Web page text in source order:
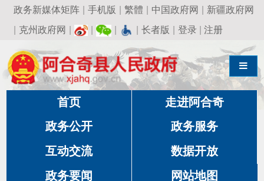
政务新媒体矩阵 | 手机版 繁體 | 中国政府网 | 新疆政府网
克州政府网 | | | 长者版 | 登录|注册
导航切换
首页 走进阿合奇
政务公开 政务服务
互动交流 数据开放
政务要闻 网站地图